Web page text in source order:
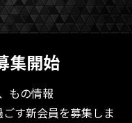
集開始
もの情報
ごす新会員を募集しま